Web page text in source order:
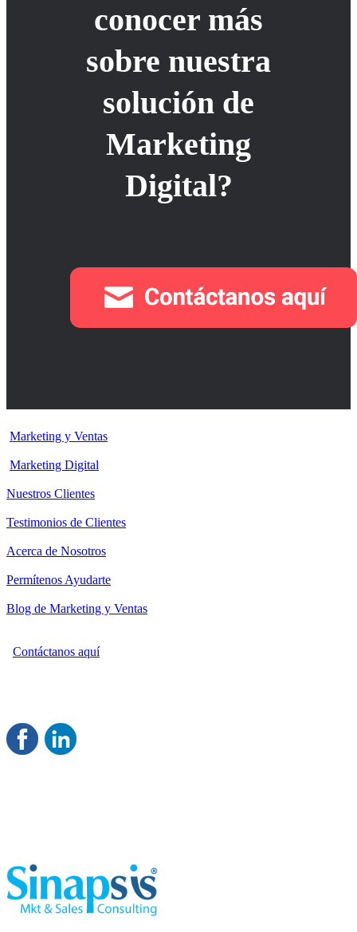
conocer más
sobre nuestra
solución de
Marketing
Digital?
Marketing y Ventas
Marketing Digital
Nuestros Clientes
Testimonios de Clientes
Acerca de Nosotros
Permítenos Ayudarte
Blog de Marketing y Ventas
Contáctanos aquí